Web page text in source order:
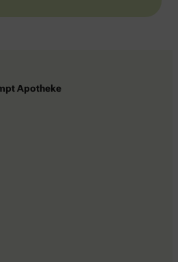
Apotheke